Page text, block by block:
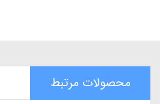
محصولات مرتبط